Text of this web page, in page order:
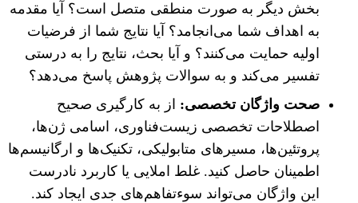
بخش دیگر به صورت منطقی متصل است؟ آیا مقدمه
به اهداف شما می‌انجامد؟ آیا نتایج شما از فرضیات
اولیه حمایت می‌کنند؟ و آیا بحث، نتایج را به درستی
تفسیر می‌کند و به سوالات پژوهش پاسخ می‌دهد؟
صحت واژگان تخصصی:از به کارگیری صحیح
اصطلاحات تخصصی زیست‌فناوری، اسامی ژن‌ها،
پروتئین‌ها، مسیرهای متابولیکی، تکنیک‌ها و ارگانیسم‌ها
اطمینان حاصل کنید. غلط املایی یا کاربرد نادرست
این واژگان می‌تواند سوءتفاهم‌های جدی ایجاد کند.